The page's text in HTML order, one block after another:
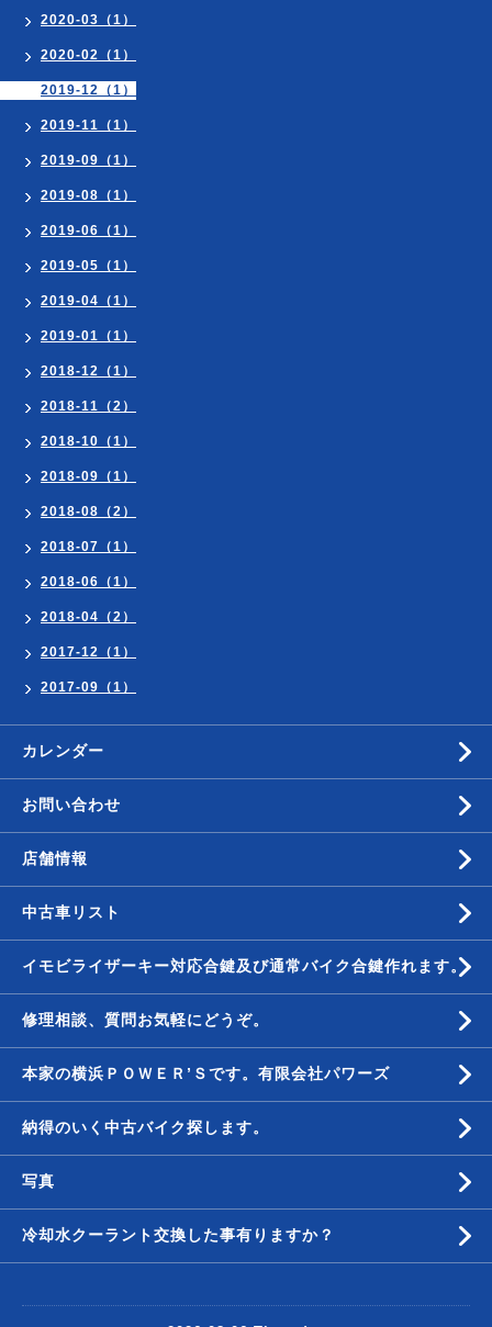
2020-03（1）
2020-02（1）
2019-12（1）
2019-11（1）
2019-09（1）
2019-08（1）
2019-06（1）
2019-05（1）
2019-04（1）
2019-01（1）
2018-12（1）
2018-11（2）
2018-10（1）
2018-09（1）
2018-08（2）
2018-07（1）
2018-06（1）
2018-04（2）
2017-12（1）
2017-09（1）
カレンダー
お問い合わせ
店舗情報
中古車リスト
イモビライザーキー対応合鍵及び通常バイク合鍵作れます。
修理相談、質問お気軽にどうぞ。
本家の横浜ＰＯＷＥＲ’Ｓです。有限会社パワーズ
納得のいく中古バイク探します。
写真
冷却水クーラント交換した事有りますか？